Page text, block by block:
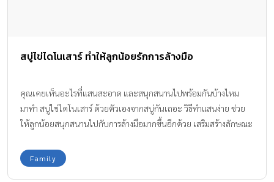
สบู่ไข่ไดโนเสาร์ ทำให้ลูกน้อยรักการล้างมือ
คุณเคยเห็นอะไรที่แสนสะอาด และสนุกสนานไปพร้อมกันบ้างไหม
มาทำ สบู่ไข่ไดโนเสาร์ ด้วยตัวเองจากสบู่กันเถอะ วิธีทำแสนง่าย ช่วย
ให้ลูกน้อยสนุกสนานไปกับการล้างมือมากขึ้นอีกด้วย เสริมสร้างลักษณะ
Family